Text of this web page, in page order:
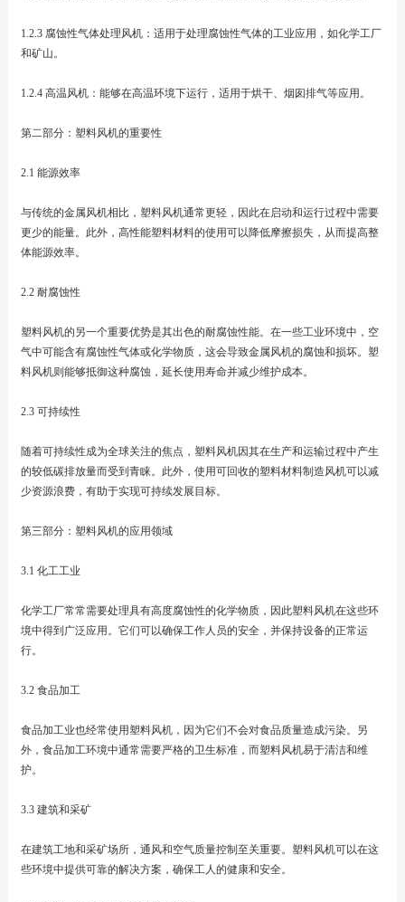
1.2.3 腐蚀性气体处理风机：适用于处理腐蚀性气体的工业应用，如化学工厂
和矿山。
1.2.4 高温风机：能够在高温环境下运行，适用于烘干、烟囱排气等应用。
第二部分：塑料风机的重要性
2.1 能源效率
与传统的金属风机相比，塑料风机通常更轻，因此在启动和运行过程中需要
更少的能量。此外，高性能塑料材料的使用可以降低摩擦损失，从而提高整
体能源效率。
2.2 耐腐蚀性
塑料风机的另一个重要优势是其出色的耐腐蚀性能。在一些工业环境中，空
气中可能含有腐蚀性气体或化学物质，这会导致金属风机的腐蚀和损坏。塑
料风机则能够抵御这种腐蚀，延长使用寿命并减少维护成本。
2.3 可持续性
随着可持续性成为全球关注的焦点，塑料风机因其在生产和运输过程中产生
的较低碳排放量而受到青睐。此外，使用可回收的塑料材料制造风机可以减
少资源浪费，有助于实现可持续发展目标。
第三部分：塑料风机的应用领域
3.1 化工工业
化学工厂常常需要处理具有高度腐蚀性的化学物质，因此塑料风机在这些环
境中得到广泛应用。它们可以确保工作人员的安全，并保持设备的正常运
行。
3.2 食品加工
食品加工业也经常使用塑料风机，因为它们不会对食品质量造成污染。另
外，食品加工环境中通常需要严格的卫生标准，而塑料风机易于清洁和维
护。
3.3 建筑和采矿
在建筑工地和采矿场所，通风和空气质量控制至关重要。塑料风机可以在这
些环境中提供可靠的解决方案，确保工人的健康和安全。